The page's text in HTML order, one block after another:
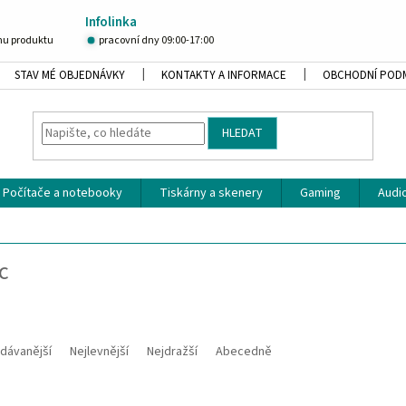
Infolinka
produktu pracovní dny 09:00-17:00
STAV MÉ OBJEDNÁVKY KONTAKTY A INFORMACE OBCHODNÍ
HLEDAT
Počítače a notebooky Tiskárny a skenery Gaming
Nejlevnější Nejdražší Abecedně